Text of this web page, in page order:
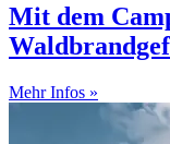
Mit dem
Mehr Infos »